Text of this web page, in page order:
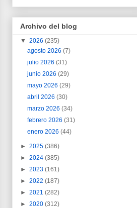
Archivo del blog
▼ 2026 (235)
agosto 2026(7)
julio 2026(31)
junio 2026(29)
mayo 2026(29)
abril 2026(30)
marzo 2026(34)
febrero 2026(31)
enero 2026(44)
► 2025 (386)
► 2024 (385)
► 2023 (161)
► 2022 (187)
► 2021 (282)
► 2020 (312)